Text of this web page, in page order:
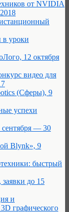
от NVIDIA
в уроки
12 октября
видео для
(Сферы), 9
успехи
— 30
Blynk», 9
быстрый
до 15
и
графического